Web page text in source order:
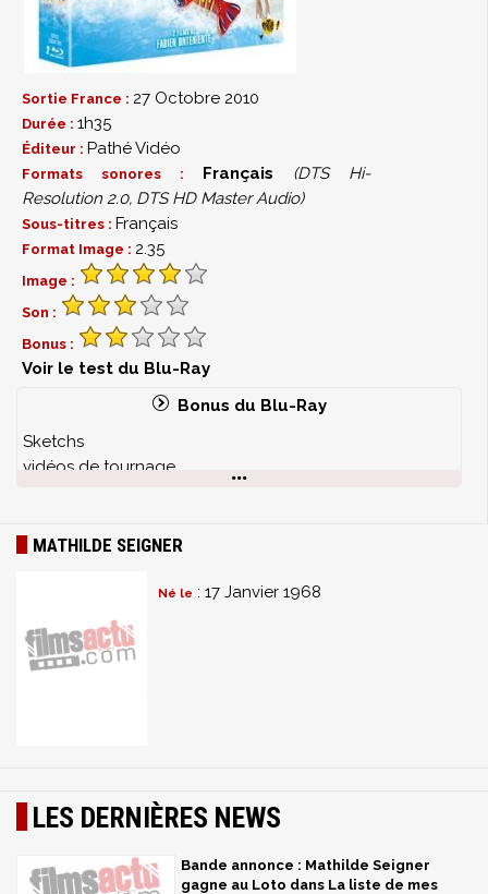
Sortie France : 27 Octobre 2010
Durée : 1h35
Éditeur : Pathé Vidéo
Formats sonores : Français
(DTS Hi-
Resolution 2.0, DTS HD Master Audio)
Sous-titres : Français
Format Image : 2.35
Image :
Son :
Bonus :
Voir le test du Blu-Ray
Bonus du Blu-Ray
Sketchs
vidéos de tournage
bandes annonces
MATHILDE SEIGNER
Né le : 17 Janvier 1968
LES DERNIÈRES NEWS
Bande annonce : Mathilde Seigner
gagne au Loto dans La liste de mes